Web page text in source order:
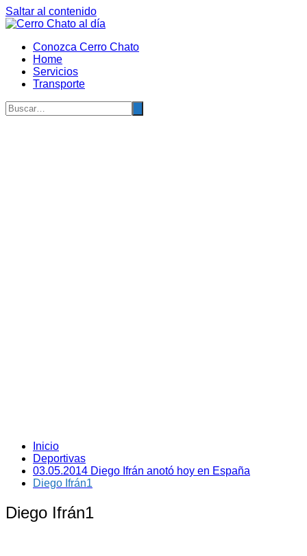
Saltar al contenido
Conozca Cerro Chato
Home
Servicios
Transporte
Inicio
Deportivas
03.05.2014 Diego Ifrán anotó hoy en España
Diego Ifrán1
Diego Ifrán1